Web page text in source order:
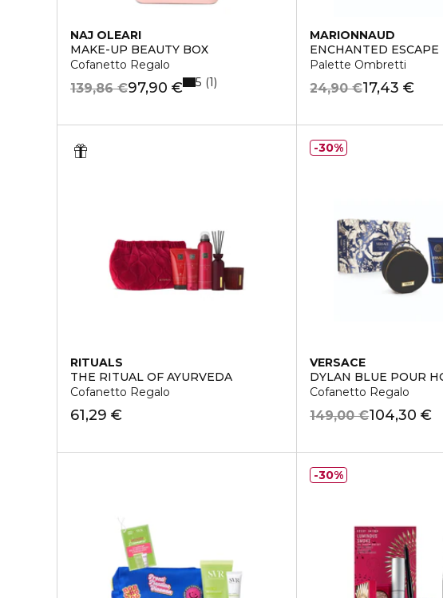
NAJ OLEARI
MAKE-UP BEAUTY BOX
Cofanetto Regalo
97,90 €
139,86 € 5 1
MARIONNAUD
ENCHANTED ESCAPE
Palette Ombretti
17,43 €
24,90 €
RITUALS
THE RITUAL OF AYURVEDA
Cofanetto Regalo
61,29 €
VERSACE
DYLAN BLUE POUR
Cofanetto Regalo
104,30 €
149,00 €
30%
30%